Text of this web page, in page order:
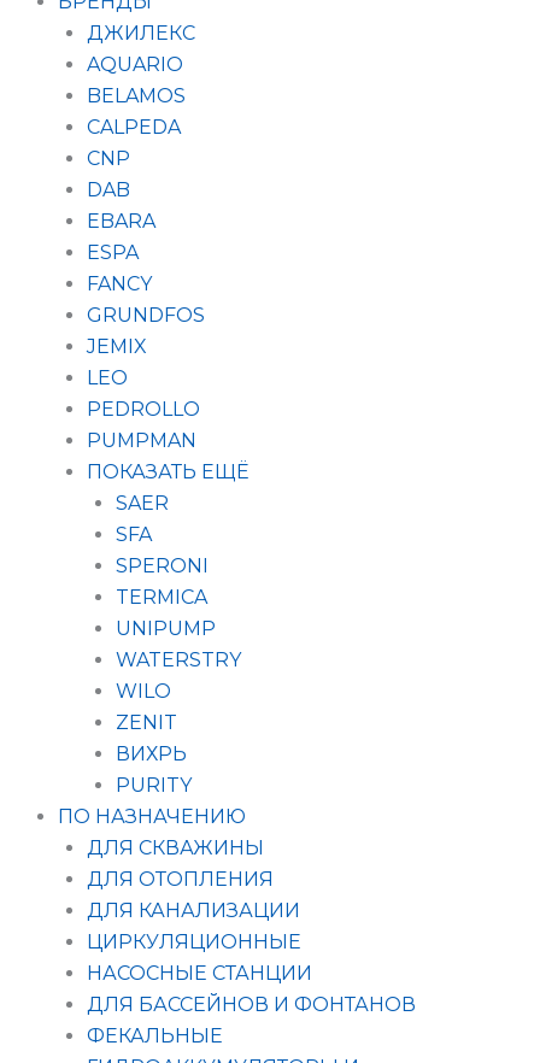
ДЖИЛЕКС
AQUARIO
BELAMOS
CALPEDA
CNP
DAB
EBARA
ESPA
FANCY
GRUNDFOS
JEMIX
LEO
PEDROLLO
PUMPMAN
ПОКАЗАТЬ ЕЩЁ
SAER
SFA
SPERONI
TERMICA
UNIPUMP
WATERSTRY
WILO
ZENIT
ВИХРЬ
PURITY
ПО НАЗНАЧЕНИЮ
ДЛЯ СКВАЖИНЫ
ДЛЯ ОТОПЛЕНИЯ
ДЛЯ КАНАЛИЗАЦИИ
ЦИРКУЛЯЦИОННЫЕ
НАСОСНЫЕ СТАНЦИИ
ДЛЯ БАССЕЙНОВ И ФОНТАНОВ
ФЕКАЛЬНЫЕ